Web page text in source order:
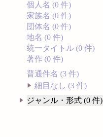
個人名 (0 件)
家族名 (0 件)
団体名 (0 件)
地名 (0 件)
統一タイトル (0 件)
著作 (0 件)
普通件名 (3 件)
細目なし (3 件)
ジャンル・形式 (0 件)